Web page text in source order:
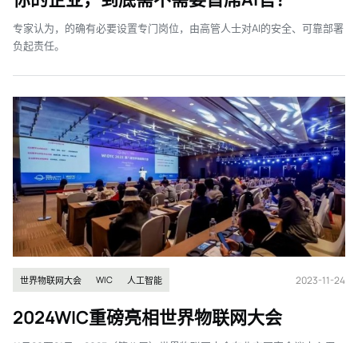
专家认为，的确有必要设置专门岗位，由高管人士对AI的安全、可靠部署
负起责任。
世界物联网大会 WIC 人工智能 2023-11-24
2024WIC重磅亮相世界物联网大会